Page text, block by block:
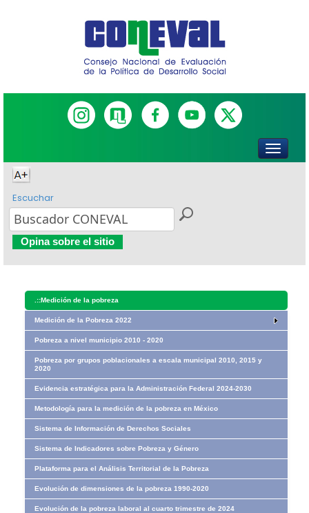
Escuchar
Opina sobre el sitio
.::Medición de la pobreza
Medición de la Pobreza 2022
Pobreza a nivel municipio 2010 - 2020
Pobreza por grupos poblacionales a escala municipal 2010, 2015 y
2020
Evidencia estratégica para la Administración Federal 2024-2030
Metodología para la medición de la pobreza en México
Sistema de Información de Derechos Sociales
Sistema de Indicadores sobre Pobreza y Género
Plataforma para el Análisis Territorial de la Pobreza
Evolución de dimensiones de la pobreza 1990-2020
Evolución de la pobreza laboral al cuarto trimestre de 2024